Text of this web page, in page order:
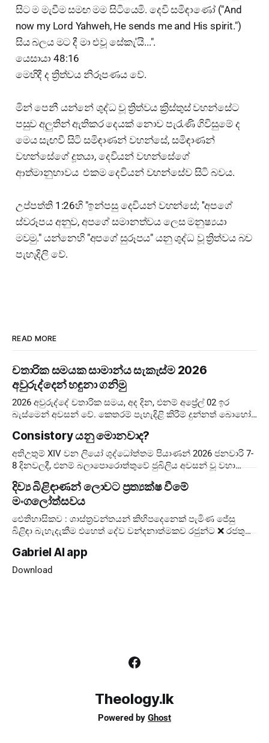
සිට ම මැවීම සමඟ මම සිටියෙමි. දෙවි සමිඳාණෝ ("And
now my Lord Yahweh, He sends me and His spirit.")
සිය බලය මට දී මා එවූ සේකැ'යි...".
යෙසායා 48:16
මෙහිදී ද ත්‍රිත්වය නිරූපණය වේ.
මින් පෙනී යන්නේ ශුද්ධ වූ ත්‍රිත්වය ක්‍රිස්තුස් වහන්සේට
පසුව අලුතින් ඇතිකර දෙයක් නොව පැරැණි ගිවිසුමේ ද
මෙය සැඟවී සිටි සමිඳාණන් වහන්සේ, සමිඳාණන්
වහන්සේගේ දූතයා, දෙවියන් වහන්සේගේ
ආත්මානුභාවය එකම දෙවියන් වහන්සේව සිටි බවය.
උප්පත්ති 1:26හි "ඉන්පසු දෙවියන් වහන්සේ; ''අපගේ
ස්වරූපය අනුව, අපගේ සමානත්වය ලෙස මනුෂ්‍යයා
මවමු." යන්නෙහි "අපගේ සුරූපය" යනු ශුද්ධ වූ ත්‍රිත්වය බව
පැහැදිලි වේ.
READ MORE
චතාරික සමයක සාමාන්ය සැකැස්ම 2026
අවුරුද්දෙන් හඳුනා ගනිමු
2026 අවුරුද්දේ චතාරික සමය, අද දින, එනම් අප්‍රේල් 02 ඉර
බැස්මෙන් අවසන් වේ. කෙතරම් පැහැදිළි කිරීම් දුන්නත් බොහෝ
Consistory යනු මොනවාද?
අතිඋතුම් XIV වන ලියෝ ශුද්ධෝත්තම පියාණන් 2026 ජනවාරි 7-
8 දිනවලදී, එනම් බලාපොරොත්තුවේ ජුබිලිය අවසන් වූ වහා
කැඳවා
දිව්‍ය බිළිඳාණන් ලොවට ප්‍රත්‍යක්ෂ වීමේ
මංගලෝත්සවය
ඓතිහාසිකව : ශාස්ත්‍රවන්තයන් කිහිපදෙනෙක් පැමිණ ජේසු
බිළිඳා බැහැදැකීම එහෙත් දේව වන්දනාත්මකව රජුන්ට ❌ රජතුන්
Gabriel AI app
Download
Theology.lk
Powered by Ghost